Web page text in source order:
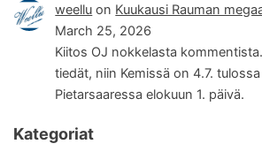
weellu on Kuukausi Rauman
March 25, 2026
Kiitos OJ nokkelasta
tiedät, niin Kemissä on 4.7.
Pietarsaaressa elokuun 1. päivä.
Kategoriat